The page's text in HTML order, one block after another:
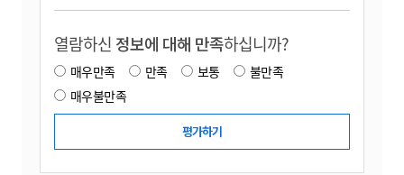
열람하신 정보에 대해 만족하십니까?
매우만족 만족 보통
불만족
매우불만족